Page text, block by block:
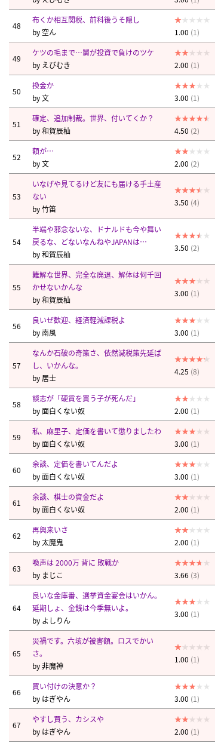
48
布くか相互関税、前科後うそ隠し
by 空ん 1.00 (1)
49
ケツの毛まで…舅が投資で負けのツケ
by えびむき 2.00 (1)
50
換金か
by文 3.00 (1)
51
確定、追加制裁。世界、付いてくか？
by和賀辰杣 4.50 (2)
52
額が…
by文 2.00 (2)
53
いなげや見てるけど友にも届ける手土産
ない
by竹笛
3.50 (4)
54
半端や邪念ないな、ドナルドも今や舞い
戻るな、どないなんねやJAPANは…
by和賀辰杣
3.50 (2)
55
難解な世界、完全な廃退、解体は何千回
かせないかんな
by和賀辰杣
3.00 (1)
56
良いぜ歓迎、経済軽減課税よ
by南風 3.00 (1)
57
なんか石破の奇策さ、依然減税策先延ば
し、いかんな。
by 居士
4.25 (8)
58
談志が「硬貨を買う子が死んだ」
by面白くない奴 2.00 (1)
59
私、麻里子、定価を書いて懲りましたわ
by面白くない奴 3.00 (1)
60
余談、定価を書いてんだよ
by面白くない奴 3.00 (1)
61
余談、棋士の資金だよ
by面白くない奴 2.00 (1)
62
再興来いさ
by太魔鬼 2.00 (1)
63
喚声は 2000万 背に 敗戦か
by まじこ 3.66 (3)
64
良いな金庫番、選挙資金宴会はいかん。
延期しょ、金銭は今季無いよ。
by よしりん
3.00 (1)
65
災禍です。六垓が被害額。ロスでかい
さ。
by非魔神
1.00 (1)
66
買い付けの決意か？
by はぎやん 3.00 (1)
67
やすし買う、カシスや
by はぎやん 2.00 (1)